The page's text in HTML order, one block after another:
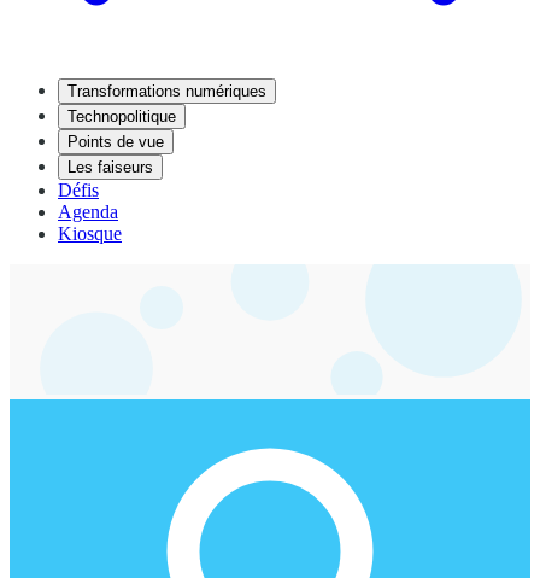
Transformations numériques
Technopolitique
Points de vue
Les faiseurs
Défis
Agenda
Kiosque